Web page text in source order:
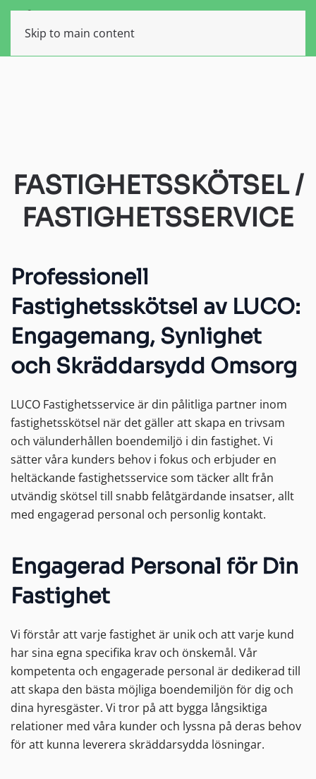
Skip to main content
FASTIGHET
FASTIGHETSSKÖTSEL /
FASTIGHETSSERVICE
Professionell
Fastighetsskötsel av LUCO:
Engagemang, Synlighet
och Skräddarsydd Omsorg
LUCO Fastighetsservice är din pålitliga partner inom
fastighetsskötsel när det gäller att skapa en trivsam
och välunderhållen boendemiljö i din fastighet. Vi
sätter våra kunders behov i fokus och erbjuder en
heltäckande fastighetsservice som täcker allt från
utvändig skötsel till snabb felåtgärdande insatser, allt
med engagerad personal och personlig kontakt.
Engagerad Personal för Din
Fastighet
Vi förstår att varje fastighet är unik och att varje kund
har sina egna specifika krav och önskemål. Vår
kompetenta och engagerade personal är dedikerad till
att skapa den bästa möjliga boendemiljön för dig och
dina hyresgäster. Vi tror på att bygga långsiktiga
relationer med våra kunder och lyssna på deras behov
för att kunna leverera skräddarsydda lösningar.